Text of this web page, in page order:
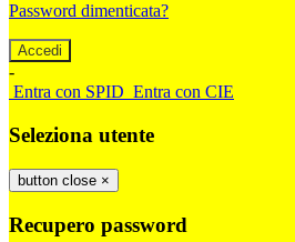
Password dimenticata?
-
Entra con SPID Entra con CIE
Seleziona utente
button close ×
Recupero password